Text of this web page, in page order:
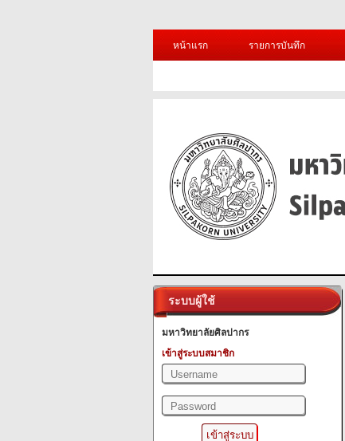
หน้าแรก
รายการบันทึก
ระบบผู้ใช้
มหาวิทยาลัยศิลปากร
เข้าสู่ระบบสมาชิก